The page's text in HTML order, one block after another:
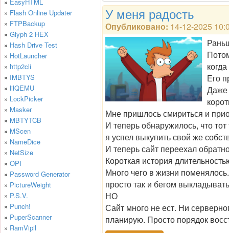
» Flash Online Updater
» FTPBackup
» Glyph 2 HEX
» Hash Drive Test
» HotLauncher
» http2cli
» IMBTYS
» lilQEMU
» LockPicker
» Masker
» MBTYTCB
» MScen
» NameDice
» NetSize
» OPI
» Password Generator
» PictureWeight
» P.S.V.
» Punch!
» PuperScanner
» RamVipil
У меня радость
Опубликовано: 14-12-2025
Его
Даже
Мне пришлось смириться и
И теперь обнаружилось, что
я успел выкупить свой же
И теперь сайт переехал
Короткая история
Много чего в жизни
просто так и бегом
НО
Сайт много не ест. Ни
планирую. Просто порядок